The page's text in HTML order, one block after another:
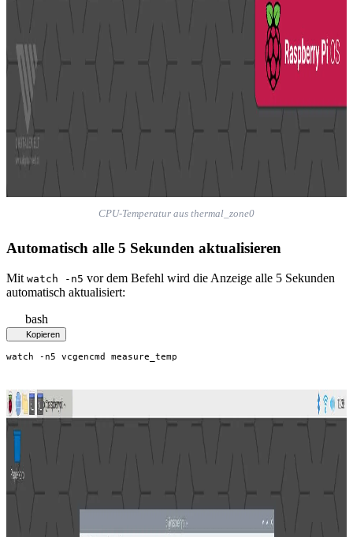
CPU-Temperatur aus thermal_zone0
Automatisch alle 5 Sekunden aktualisieren
Mit watch -n5 vor dem Befehl wird die Anzeige alle 5 Sekunden
automatisch aktualisiert:
bash
Kopieren
watch -n5 vcgencmd measure_temp